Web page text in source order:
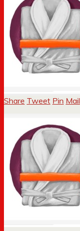
Share Tweet Pin Mail